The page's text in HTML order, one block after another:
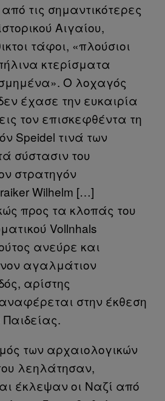
τις σημαντικότερες
Αιγαίου,
τάφοι, «πλούσιοι
κτερίσματα
Ο λοχαγός
έχασε την ευκαιρία
τον επισκεφθέντα τη
Speidel τινά των
σύστασιν του
στρατηγόν
Wilhelm […]
προς τα κλοπάς του
Vollnhals
ανεύρε και
αγαλμάτιον
αρίστης
στην έκθεση
των αρχαιολογικών
λεηλάτησαν,
έκλεψαν οι Ναζί από